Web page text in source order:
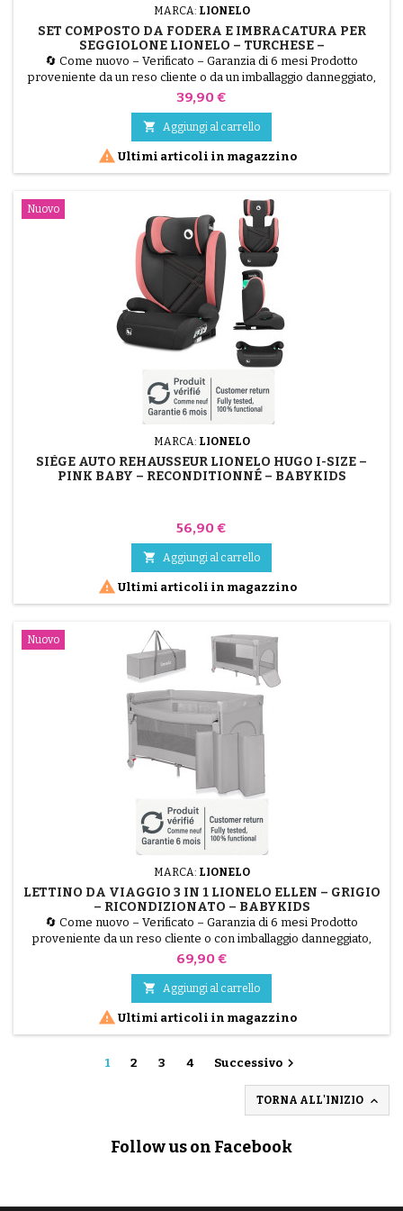
MARCA: LIONELO
SET COMPOSTO DA FODERA E IMBRACATURA PER
SEGGIOLONE LIONELO – TURCHESE –
RICONDIZIONATO – BABYKIDS
🔄 Come nuovo – Verificato – Garanzia di 6 mesi Prodotto
proveniente da un reso cliente o da un imballaggio danneggiato,
testato dai nostri tecnici e perfettamente funzionante. Hai un
ricondizionato comprende il rivestimento in tessuto turchese e
l’imbracatura di sicurezza completa. Un modo...
Prezzo
39,90 €
 Aggiungi al carrello
 Ultimi articoli in magazzino
Nuovo
MARCA: LIONELO
SIÈGE AUTO REHAUSSEUR LIONELO HUGO I-SIZE –
PINK BABY – RECONDITIONNÉ – BABYKIDS
Prezzo
56,90 €
 Aggiungi al carrello
 Ultimi articoli in magazzino
Nuovo
MARCA: LIONELO
LETTINO DA VIAGGIO 3 IN 1 LIONELO ELLEN – GRIGIO
– RICONDIZIONATO – BABYKIDS
🔄 Come nuovo – Verificato – Garanzia di 6 mesi Prodotto
proveniente da un reso cliente o con imballaggio danneggiato,
testato dai nostri tecnici e perfettamente funzionante al 100%. Il
bambino: lettino da viaggio, lettino per il co-sleeping e zona relax.
Questo esemplare ricondizionato è stato...
Prezzo
69,90 €
 Aggiungi al carrello
 Ultimi articoli in magazzino
1 2 3 4 Successivo
TORNA ALL'INIZIO 
Follow us on Facebook